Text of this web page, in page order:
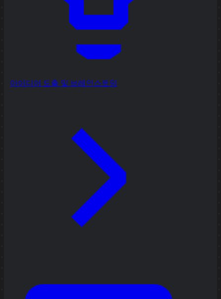
아이디어 도출 및 브레인스토밍